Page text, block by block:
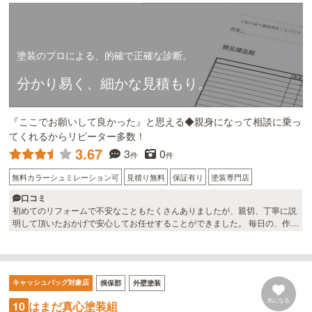
塗装のプロによる、的確で正確な診断。
分かり易く、細かな見積もり。
『ここでお願いして良かった』と思える◆親身になって相談に乗っ
てくれるからリピーター多数！
3.67 3件 0件
無料カラーシュミレーション可 見積り無料 保証有り 塗装専門店
口コミ
初めてのリフォームで不安なこともたくさんありましたが、親切、丁寧に説
明して頂いたおかげで安心してお任せすることができました。 毎日の、作業
何より心強かったのは、施工後の、本当のお付き合いはこれからだと思って
います。と言って頂いたことです。 アフターフォローもばっちりで、今後も
色々ご相談できそうで安心しております。 キシシタ塗装さんにお願いして良
かったと思います。
キャッシュバッグ対象店 揖保郡 外壁塗装
10 はまだ真心塗装組 気になる